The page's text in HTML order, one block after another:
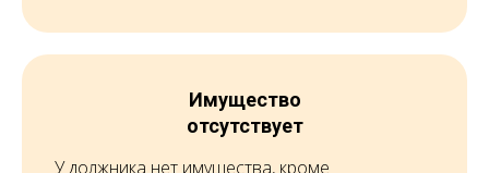
Имущество
отсутствует
У должника нет имущества, кроме